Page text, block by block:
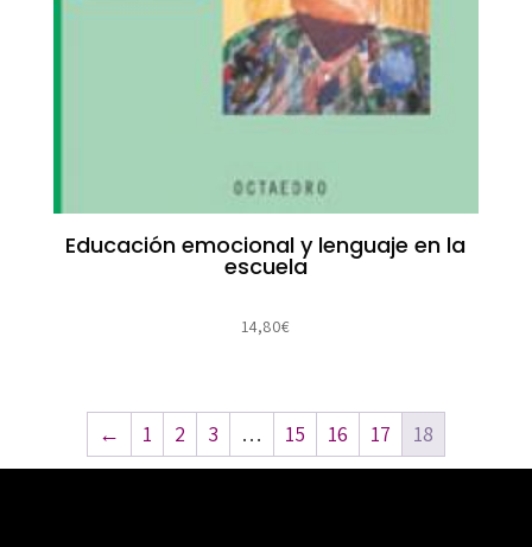
Educación emocional y lenguaje en la
escuela
14,80€
← 1 2 3 … 15 16 17 18